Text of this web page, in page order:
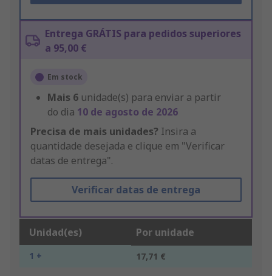
Entrega GRÁTIS para pedidos superiores
a 95,00 €
Em stock
Mais 6 unidade(s) para enviar a partir
do dia 10 de agosto de 2026
Precisa de mais unidades? Insira a
quantidade desejada e clique em "Verificar
datas de entrega".
Verificar datas de entrega
Unidad(es) Por unidade
1 + 17,71 €